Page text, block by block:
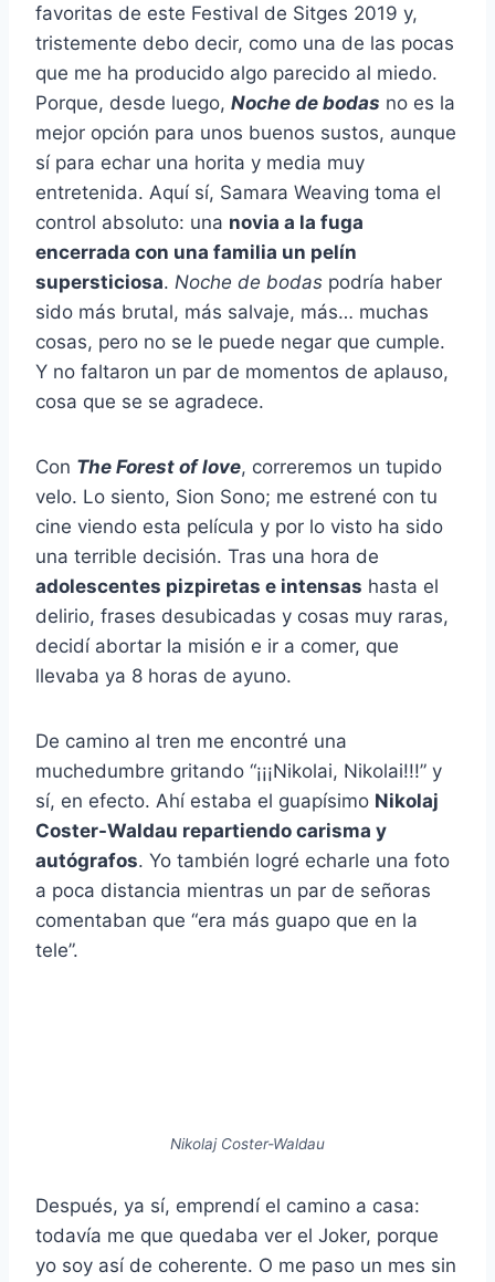
favoritas de este Festival de Sitges 2019 y,
tristemente debo decir, como una de las pocas
que me ha producido algo parecido al miedo.
Porque, desde luego, Noche de bodas no es la
mejor opción para unos buenos sustos, aunque
sí para echar una horita y media muy
entretenida. Aquí sí, Samara Weaving toma el
control absoluto: una novia a la fuga
encerrada con una familia un pelín
supersticiosa. Noche de bodas podría haber
sido más brutal, más salvaje, más… muchas
cosas, pero no se le puede negar que cumple.
Y no faltaron un par de momentos de aplauso,
cosa que se se agradece.
Con The Forest of love, correremos un tupido
velo. Lo siento, Sion Sono; me estrené con tu
cine viendo esta película y por lo visto ha sido
una terrible decisión. Tras una hora de
adolescentes pizpiretas e intensas hasta el
delirio, frases desubicadas y cosas muy raras,
decidí abortar la misión e ir a comer, que
llevaba ya 8 horas de ayuno.
De camino al tren me encontré una
muchedumbre gritando “¡¡¡Nikolai, Nikolai!!!” y
sí, en efecto. Ahí estaba el guapísimo Nikolaj
Coster-Waldau repartiendo carisma y
autógrafos. Yo también logré echarle una foto
a poca distancia mientras un par de señoras
comentaban que “era más guapo que en la
tele”.
Nikolaj Coster-Waldau
Después, ya sí, emprendí el camino a casa:
todavía me que quedaba ver el Joker, porque
yo soy así de coherente. O me paso un mes sin